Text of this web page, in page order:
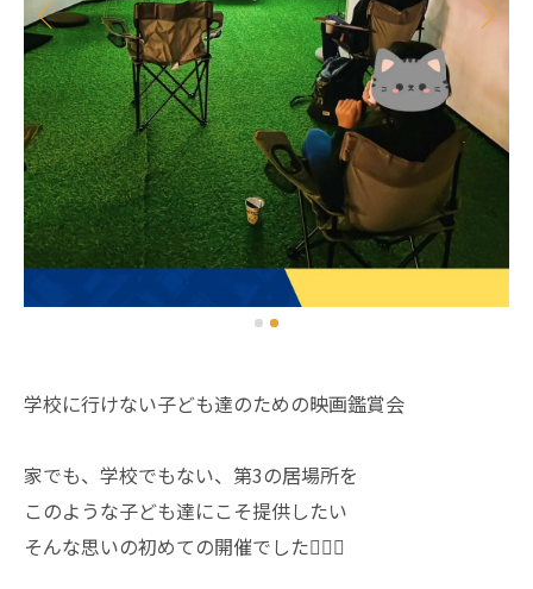
学校に行けない子ども達のための映画鑑賞会
家でも、学校でもない、第3の居場所を
このような子ども達にこそ提供したい
そんな思いの初めての開催でした🙇🏻‍♂️